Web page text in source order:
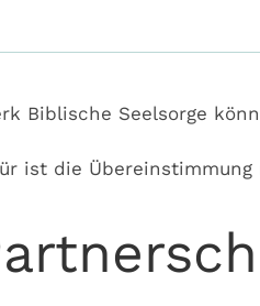
Biblische Seelsorge
ist die